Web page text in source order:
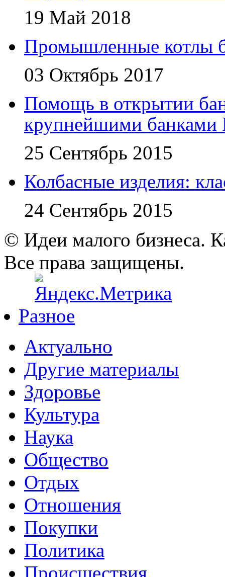
19 Май 2018
Промышленные котлы
03 Октябрь 2017
Помощь в открытии
крупнейшими банками
25 Сентябрь 2015
Колбасные изделия:
24 Сентябрь 2015
© Идеи малого бизнеса.
Все права защищены.
Разное
Актуально
Другие материалы
Здоровье
Культура
Наука
Общество
Отдых
Отношения
Покупки
Политика
Происшествия